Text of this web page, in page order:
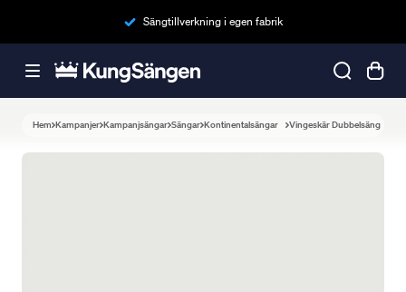
Sängtillverkning i egen fabrik
Hem Kampanjer Kampanjsängar Sängar Kontinentalsängar Vingeskär Dubbelsäng